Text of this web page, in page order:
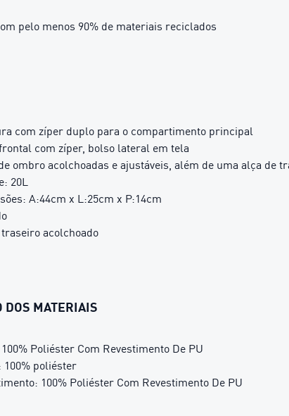
pelo menos 90% de materiais reciclados
com zíper duplo para o compartimento principal
com zíper, bolso lateral em tela
ombro acolchoadas e ajustáveis, além de uma alça de
20L
A:44cm x L:25cm x P:14cm
acolchoado
DOS MATERIAIS
Poliéster Com Revestimento De PU
100% poliéster
100% Poliéster Com Revestimento De PU